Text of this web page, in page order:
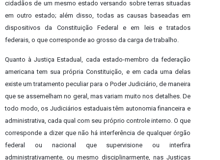
cidadãos de um mesmo estado versando sobre terras situadas
em outro estado; além disso, todas as causas baseadas em
dispositivos da Constituição Federal e em leis e tratados
federais, o que corresponde ao grosso da carga de trabalho.
Quanto à Justiça Estadual, cada estado-membro da federação
americana tem sua própria Constituição, e em cada uma delas
existe um tratamento peculiar para o Poder Judiciário, de maneira
que se assemelham no geral, mas variam muito nos detalhes. De
todo modo, os Judiciários estaduais têm autonomia financeira e
administrativa, cada qual com seu próprio controle interno. O que
corresponde a dizer que não há interferência de qualquer órgão
federal ou nacional que supervisione ou interfira
administrativamente, ou mesmo disciplinarmente, nas Justiças